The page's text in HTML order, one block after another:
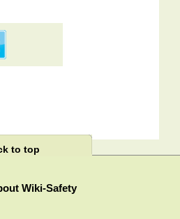
to top
Wiki-Safety